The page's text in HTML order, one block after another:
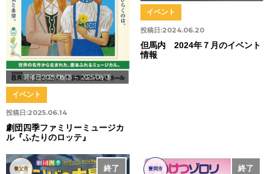
開催日:2025/08/05～ 2025/08/05
投稿日:2025.06.14
イベント
劇団四季ファミリーミュージカ
ル『ふたりのロッテ』
投稿日:2024.06.20
イベント
但馬内 2024年７月のイベント
情報
終了
養父市 終了
豊岡市